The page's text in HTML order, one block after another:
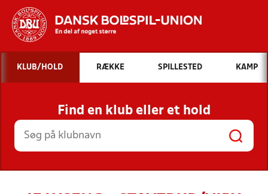
Hvad vil du søge efter?
INDHOLD OG NYHEDER
STILLINGER, RESULTATER, KLUBBER OG
HOLD
KLUB/HOLD RÆKKE SPILLESTED KAMP
Find en klub eller et hold